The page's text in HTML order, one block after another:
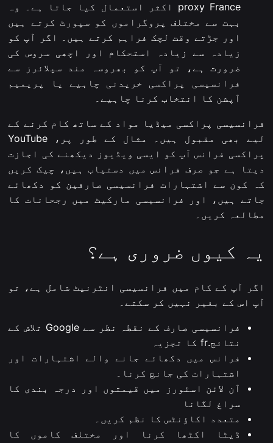
proxy France اکثر استعمال کیا جاتا ہے۔ وہ
بہت سے مختلف پروگراموں کو سپورٹ کرتے ہیں
اور جڑتے وقت لچک فراہم کرتے ہیں۔ اگر آپ کو
زیادہ سے زیادہ استحکام اور اچھی سروس کی
ضرورت ہے، تو آپ کو بھروسہ مند سپلائرز سے
فرانسیسی پراکسی خریدنی چاہیے یا پریمیم
آپشن کا انتخاب کرنا چاہیے۔
فرانسیسی پراکسی میڈیا مواد کے ساتھ کام کرنے کے
لیے بھی مقبول ہیں۔ مثال کے طور پر، YouTube
پراکسی فرانس آپ کو ایسی ویڈیوز دیکھنے کی اجازت
دیتا ہے جو صرف فرانس میں دستیاب ہیں، چیک کریں
کہ کون سے اشتہارات فرانسیسی صارفین کو دکھائے
جاتے ہیں، اور فرانسیسی مارکیٹ میں رجحانات کا
مطالعہ کریں۔
یہ کیوں ضروری ہے؟
اگر آپ کے کام میں فرانسیسی انٹرنیٹ شامل ہے، تو
آپ اس کے بغیر نہیں کر سکتے۔
فرانسیسی صارف کے نقطہ نظر سے Google تلاش کے
نتائج.fr کا تجزیہ
فرانس میں دکھائے جانے والے اشتہارات اور
اشتہارات کی جانچ کرنا۔
آن لائن اسٹورز میں قیمتوں اور درجہ بندی کا
سراغ لگانا
متعدد اکاؤنٹس کا نظم کریں۔
ڈیٹا اکٹھا کرنا اور مختلف کاموں کا